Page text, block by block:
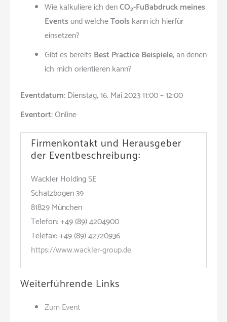
Wie kalkuliere ich denCO2-Fußabdruck meines
Eventsund welcheToolskann ich hierfür
einsetzen?
Gibt es bereits Best Practice Beispiele, an denen
ich mich orientieren kann?
Eventdatum:Dienstag, 16. Mai 2023 11:00 – 12:00
Eventort:Online
Firmenkontakt und Herausgeber
der Eventbeschreibung:
Wackler Holding SE
Schatzbogen 39
81829 München
Telefon: +49 (89) 4204900
Telefax: +49 (89) 42720936
https://www.wackler-group.de
Weiterführende Links
Zum Event